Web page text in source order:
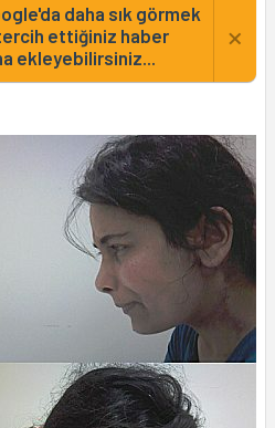
daha sık görmek
ettiğiniz haber
ekleyebilirsiniz...
×